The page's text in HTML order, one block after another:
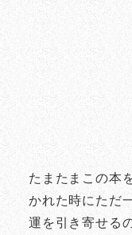
たまたまこの本
かれた時にただ
運を引き寄せる